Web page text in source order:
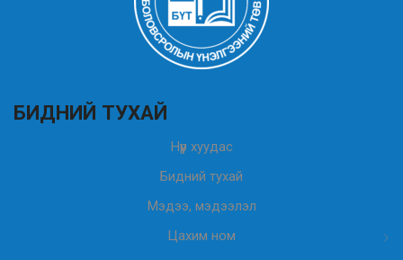
БИДНИЙ ТУХАЙ
Нүүр хуудас
Бидний тухай
Мэдээ, мэдээлэл
Цахим ном